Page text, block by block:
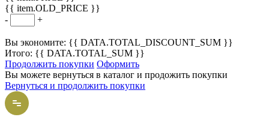
{{ item.OLD_PRICE }}
-
+
Вы экономите: {{ DATA.TOTAL_DISCOUNT_SUM }}
Итого: {{ DATA.TOTAL_SUM }}
Продолжить покупки Оформить
Вы можете вернуться в каталог и продожить покупки
Вернуться и продолжить покупки